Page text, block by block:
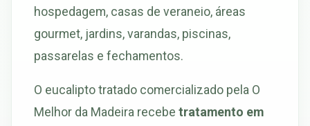
hospedagem, casas de veraneio, áreas
gourmet, jardins, varandas, piscinas,
passarelas e fechamentos.
O eucalipto tratado comercializado pela O
Melhor da Madeira recebe tratamento em